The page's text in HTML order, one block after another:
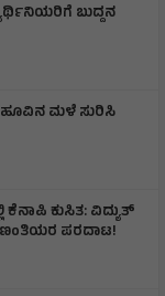
ಬುದ್ದನ
ಮಳೆ ಸುರಿಸಿ
ಕುಸಿತ: ವಿದ್ಯುತ್‌
ಪರದಾಟ!